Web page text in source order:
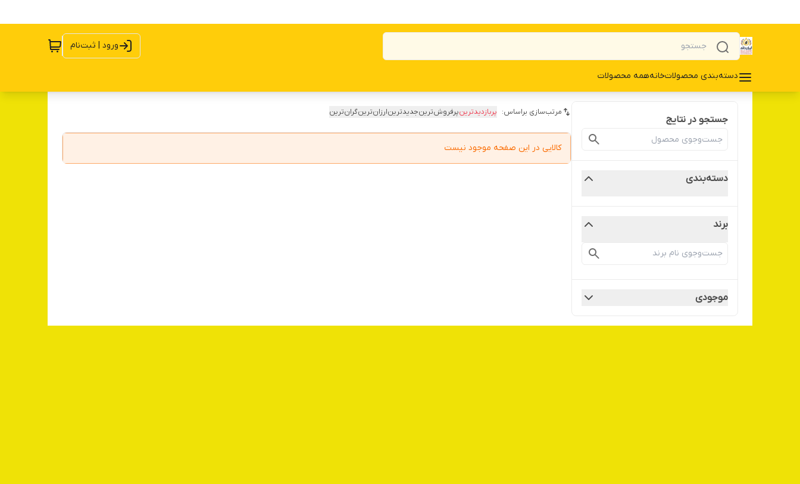
ورود | ثبت‌نام
دسته‌بندی محصولاتخانههمه محصولات
جستجو در نتایج
دسته‌بندی
برند
موجودی
مرتب‌سازی براساس: پربازدیدترینپرفروش‌ترینجدیدترینارزان‌ترینگران‌ترین
کالایی در این صفحه موجود نیست